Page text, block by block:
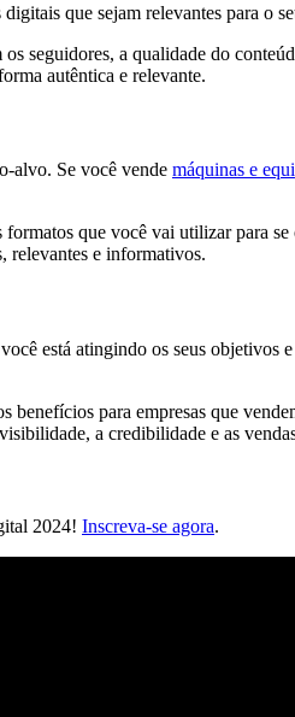
que sejam relevantes para o
seguidores, a qualidade do
autêntica e relevante.
alvo. Se você vende máquinas e
que você vai utilizar para
relevantes e informativos.
está atingindo os seus objetivos
para empresas que
a credibilidade e as
2024! Inscreva-se agora.